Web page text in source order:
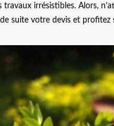
travaux irrésistibles. Alors,
suite votre devis et profitez